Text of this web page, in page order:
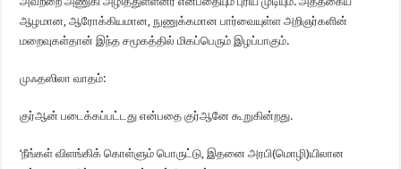
ஆழமான, ஆரோக்கியமான, நுணுக்கமான பார்வையுள்ள அறிஞர்களின்
மறைவுகள்தான் இந்த சமூகத்தில் மிகப்பெரும் இழப்பாகும்.
முஃதஸிலா வாதம்:
குர்ஆன் படைக்கப்பட்டது என்பதை குர்ஆனே கூறுகின்றது.
‘நீங்கள் விளங்கிக் கொள்ளும் பொருட்டு, இதனை அரபி(மொழி)யிலான